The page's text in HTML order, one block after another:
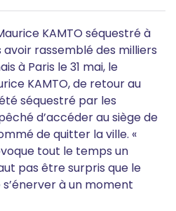
KAMTO séquestré à
avoir rassemblé des milliers
à Paris le 31 mai, le
KAMTO, de retour au
séquestré par les
d’accéder au siège de
de quitter la ville. «
tout le temps un
pas être surpris que le
à un moment